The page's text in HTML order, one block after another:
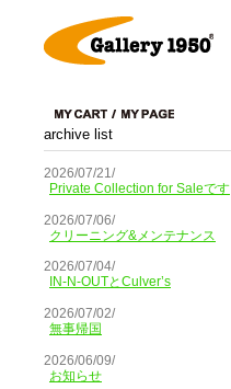
archive list
2026/07/21/
Private Collection for Saleです
2026/07/06/
クリーニング&メンテナンス
2026/07/04/
IN-N-OUTとCulver’s
2026/07/02/
無事帰国
2026/06/09/
お知らせ